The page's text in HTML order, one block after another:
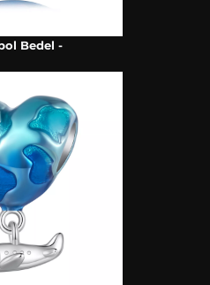
Bedel -